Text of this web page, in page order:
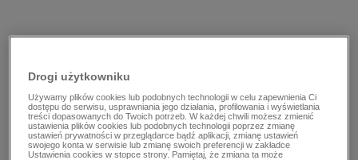
Drogi użytkowniku
Używamy plików cookies lub podobnych technologii w celu zapewnienia Ci
dostępu do serwisu, usprawniania jego działania, profilowania i wyświetlania
treści dopasowanych do Twoich potrzeb. W każdej chwili możesz zmienić
ustawienia plików cookies lub podobnych technologii poprzez zmianę
ustawień prywatności w przeglądarce bądź aplikacji, zmianę ustawień
swojego konta w serwisie lub zmianę swoich preferencji w zakładce
Ustawienia cookies w stopce strony. Pamiętaj, że zmiana ta może